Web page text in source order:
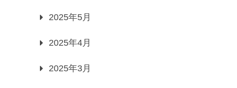
2025年5月
2025年4月
2025年3月